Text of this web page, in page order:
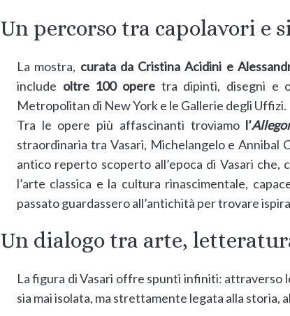
Un percorso tra capolavori e
La mostra, curata da Cristina Acidini e
include oltre 100 opere tra dipinti, disegni e
Metropolitan di New York e le Gallerie degli Uffizi.
Tra le opere più affascinanti troviamo l’
straordinaria tra Vasari, Michelangelo e Annibal
antico reperto scoperto all’epoca di Vasari
l’arte classica e la cultura rinascimentale,
passato guardassero all’antichità per trovare
Un dialogo tra arte,
La figura di Vasari offre spunti infiniti: attraverso
sia mai isolata, ma strettamente legata alla storia,